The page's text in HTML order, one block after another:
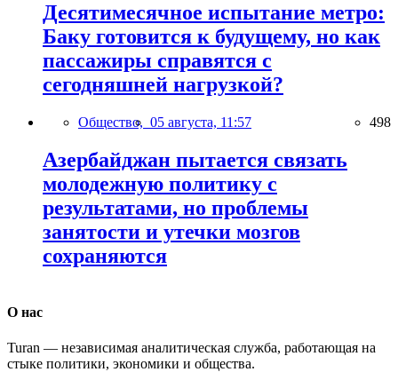
Десятимесячное испытание метро:
Баку готовится к будущему, но как
пассажиры справятся с
сегодняшней нагрузкой?
Общество, 05 августа, 11:57 498
Азербайджан пытается связать
молодежную политику с
результатами, но проблемы
занятости и утечки мозгов
сохраняются
О нас
Turan — независимая аналитическая служба, работающая на
стыке политики, экономики и общества.